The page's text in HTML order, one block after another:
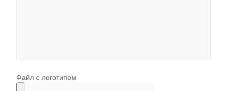
Файл с логотипом